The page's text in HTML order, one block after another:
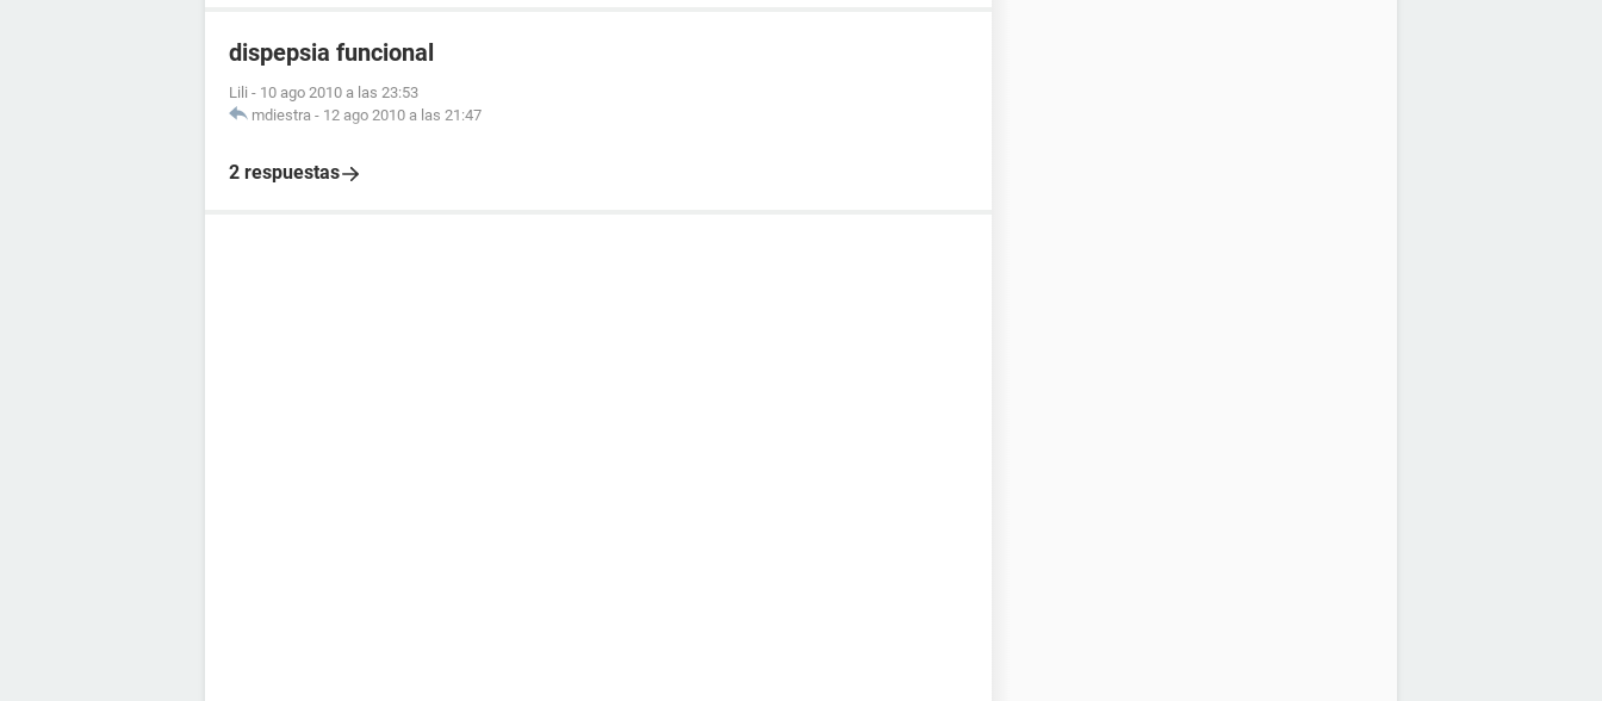
dispepsia funcional
Lili - 10 ago 2010 a las 23:53
mdiestra - 12 ago 2010 a las 21:47
2 respuestas